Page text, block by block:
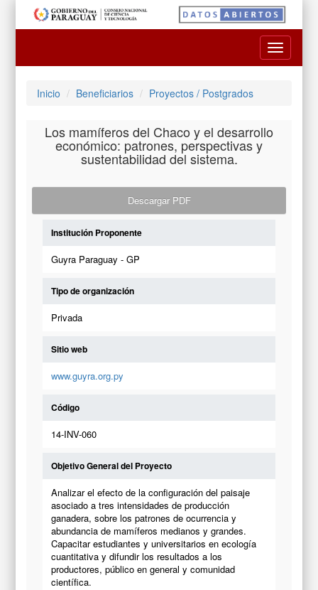
Toggle
Inicio Beneficiarios Proyectos / Postgrados
Los mamíferos del Chaco y el desarrollo
económico: patrones, perspectivas y
sustentabilidad del sistema.
Descargar PDF
Institución Proponente
Guyra Paraguay - GP
Tipo de organización
Privada
Sitio web
www.guyra.org.py
Código
14-INV-060
Objetivo General del Proyecto
Analizar el efecto de la configuración del paisaje
asociado a tres intensidades de producción
ganadera, sobre los patrones de ocurrencia y
abundancia de mamíferos medianos y grandes.
Capacitar estudiantes y universitarios en ecología
cuantitativa y difundir los resultados a los
productores, público en general y comunidad
científica.